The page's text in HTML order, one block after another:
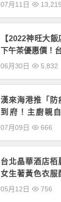
07月11日 13,215
【2022神旺大
下午茶優惠價！
06月30日 5,832
漢來海港推「防
到府！主廚親
理！
07月09日 666
台北晶華酒店栢
女生著黃色衣服
人免費！
05月12日 756